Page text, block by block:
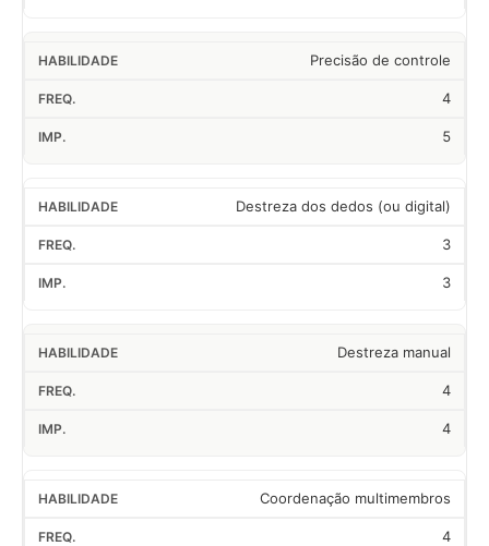
Precisão de controle
4
5
Destreza dos dedos (ou digital)
3
3
Destreza manual
4
4
Coordenação multimembros
4